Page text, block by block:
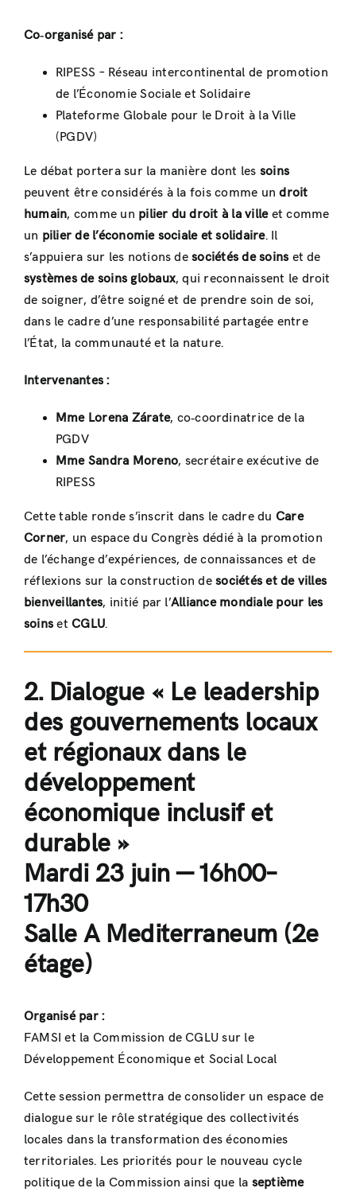
Co‑organisé par :
RIPESS – Réseau intercontinental de promotion
de l’Économie Sociale et Solidaire
Plateforme Globale pour le Droit à la Ville
(PGDV)
Le débat portera sur la manière dont les soins
peuvent être considérés à la fois comme undroit
humain, comme un pilier du droit à la villeet comme
un pilier de l’économie sociale et solidaire. Il
s’appuiera sur les notions desociétés de soins et de
systèmes de soins globaux, qui reconnaissent le droit
de soigner, d’être soigné et de prendre soin de soi,
dans le cadre d’une responsabilité partagée entre
l’État, la communauté et la nature.
Intervenantes :
Mme Lorena Zárate, co‑coordinatrice de la
PGDV
Mme Sandra Moreno, secrétaire exécutive de
RIPESS
Cette table ronde s’inscrit dans le cadre du Care
Corner, un espace du Congrès dédié à la promotion
de l’échange d’expériences, de connaissances et de
réflexions sur la construction desociétés et de villes
bienveillantes, initié par l’Alliance mondiale pour les
soins et CGLU.
2. Dialogue « Le leadership
des gouvernements locaux
et régionaux dans le
développement
économique inclusif et
durable »
Mardi 23 juin — 16h00–
17h30
Salle A Mediterraneum (2e
étage)
Organisé par :
FAMSI et la Commission de CGLU sur le
Développement Économique et Social Local
Cette session permettra de consolider un espace de
dialogue sur le rôle stratégique des collectivités
locales dans la transformation des économies
territoriales. Les priorités pour le nouveau cycle
politique de la Commission ainsi que la septième